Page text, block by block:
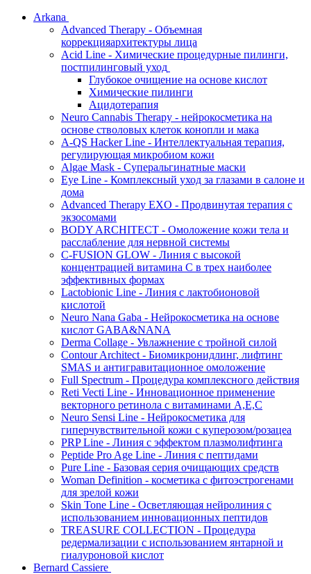
Arkana
Advanced Therapy - Объемная
коррекцияархитектуры лица
Acid Line - Химические процедурные пилинги,
постпилинговый уход
Глубокое очищение на основе кислот
Химические пилинги
Ацидотерапия
Neuro Cannabis Therapy - нейрокосметика на
основе стволовых клеток конопли и мака
A-QS Hacker Line - Интеллектуальная терапия,
регулирующая микробиом кожи
Algae Mask - Суперальгинатные маски
Eye Line - Комплексный уход за глазами в салоне и
дома
Advanced Therapy EXO - Продвинутая терапия с
экзосомами
BODY ARCHITECT - Омоложение кожи тела и
расслабление для нервной системы
C-FUSION GLOW - Линия с высокой
концентрацией витамина C в трех наиболее
эффективных формах
Lactobionic Line - Линия с лактобионовой
кислотой
Neuro Nana Gaba - Нейрокосметика на основе
кислот GABA&NANA
Derma Collage - Увлажнение с тройной силой
Contour Architect - Биомикронидлинг, лифтинг
SMAS и антигравитационное омоложение
Full Spectrum - Процедура комплексного действия
Reti Vecti Line - Инновационное применение
векторного ретинола с витаминами A,Е,С
Neuro Sensi Line - Нейрокосметика для
гиперчувствительной кожи с куперозом/розацеа
PRP Line - Линия с эффектом плазмолифтинга
Peptide Pro Age Line - Линия с пептидами
Pure Line - Базовая серия очищающих средств
Woman Definition - косметика с фитоэстрогенами
для зрелой кожи
Skin Tone Line - Осветляющая нейролиния с
использованием инновационных пептидов
TREASURE COLLECTION - Процедура
редермализации с использованием янтарной и
гиалуроновой кислот
Bernard Cassiere